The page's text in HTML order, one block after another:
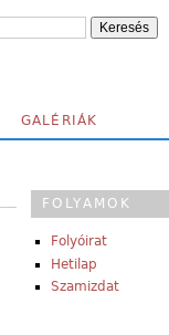
GALÉRIÁK
FOLYAMOK
Folyóirat
Hetilap
Szamizdat